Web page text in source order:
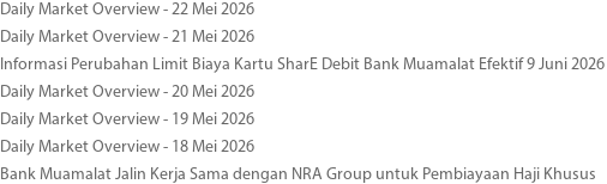
Daily Market Overview - 22 Mei 2026
Daily Market Overview - 21 Mei 2026
Informasi Perubahan Limit Biaya Kartu SharE Debit Bank Muamalat Efektif 9 Juni 2026
Daily Market Overview - 20 Mei 2026
Daily Market Overview - 19 Mei 2026
Daily Market Overview - 18 Mei 2026
Bank Muamalat Jalin Kerja Sama dengan NRA Group untuk Pembiayaan Haji Khusus